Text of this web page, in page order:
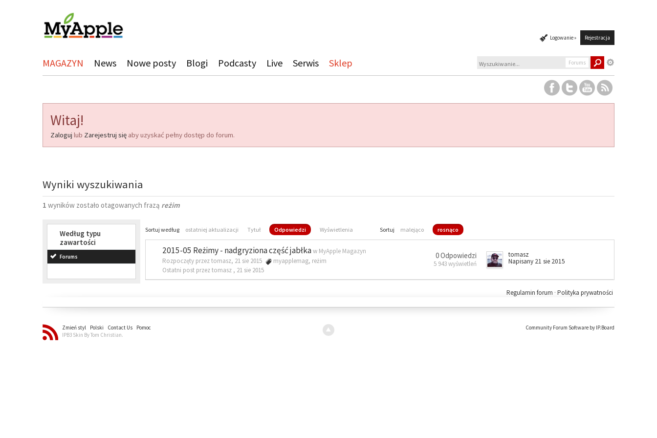
Logowanie » Rejestracja
MAGAZYN News Nowe posty Blogi Podcasty Live Serwis Sklep Forums
Witaj!
Zaloguj lub Zarejestruj się aby uzyskać pełny dostęp do forum.
Wyniki wyszukiwania
1 wyników zostało otagowanych frazą reżim
Według typu
zawartości
Forums
Sortuj według ostatniej aktualizacji Tytuł Odpowiedzi Wyświetlenia Sortuj malejąco rosnąco
2015-05 Reżimy - nadgryziona część jabłkaw MyApple Magazyn
Rozpoczęty przez tomasz, 21 sie 2015
myapplemag, reżim
Ostatni post przez tomasz , 21 sie 2015
0 Odpowiedzi
5 943 wyświetleń
tomasz
Napisany 21 sie 2015
Polityka prywatności
Regulamin forum ·
Zmień styl Polski Contact Us
Pomoc
IPB3 Skin By Tom Christian.
Community Forum Software by IP.Board